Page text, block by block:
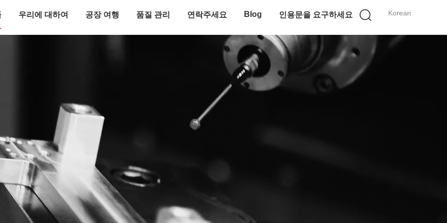
Korean
우리에 대하여 공장 여행 품질 관리 연락주세요 Blog 인용문을 요구하세요